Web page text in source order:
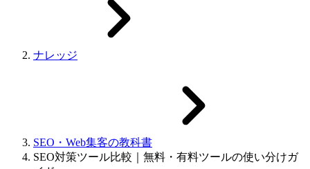
ナレッジ
SEO・Web集客の教科書
SEO対策ツール比較｜無料・有料ツールの使い分けガ